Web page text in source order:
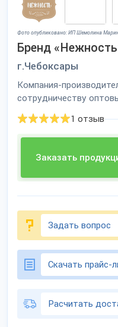
Бренд
г.Чебоксары
Компания-
сотрудничеству
Заказать
1 отзыв
Задать вопрос
Скачать прайс-
Расчитать